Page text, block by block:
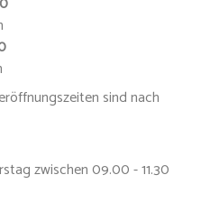
sind nach
zwischen 09.00 - 11.30